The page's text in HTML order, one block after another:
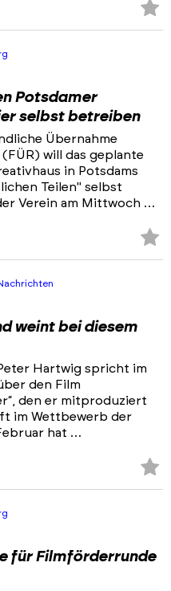
Potsdamer
selbst betreiben
Übernahme
will das geplante
in Potsdams
Teilen" selbst
Verein am Mittwoch …
weint bei diesem
Hartwig spricht im
den Film
den er mitproduziert
im Wettbewerb der
hat …
für Filmförderrunde